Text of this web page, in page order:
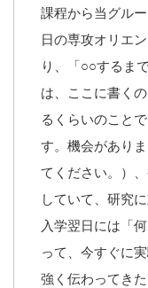
課程から当グル
日の専攻オリエ
り、「○○するま
は、ここに書く
るくらいのこと
す。機会があり
てください。）
していて、研究
入学翌日には「
って、今すぐに
強く伝わってき